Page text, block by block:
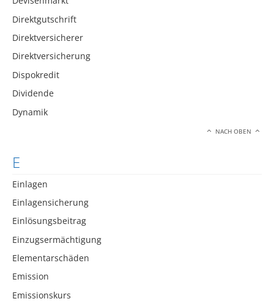
Direktgutschrift
Direktversicherer
Direktversicherung
Dispokredit
Dividende
Dynamik
NACH OBEN
E
Einlagen
Einlagensicherung
Einlösungsbeitrag
Einzugsermächtigung
Elementarschäden
Emission
Emissionskurs